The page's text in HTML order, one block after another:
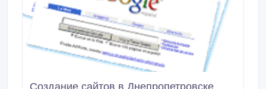
Создание сайтов в Днепропетровске